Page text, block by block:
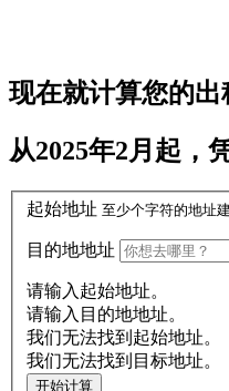
现在就计算您的出
从2025年2月起，
起始地址 至少个字符的地址
目的地地址
请输入起始地址。
请输入目的地地址。
我们无法找到起始地址。
我们无法找到目标地址。
开始计算